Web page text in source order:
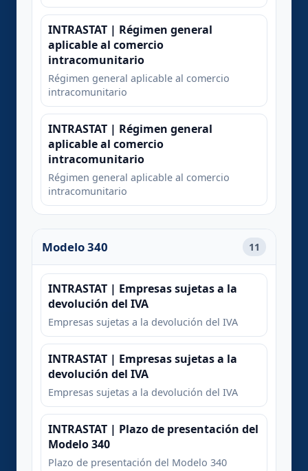
INTRASTAT | Régimen general
aplicable al comercio
intracomunitario
Régimen general aplicable al comercio
intracomunitario
INTRASTAT | Régimen general
aplicable al comercio
intracomunitario
Régimen general aplicable al comercio
intracomunitario
Modelo 340 11
INTRASTAT | Empresas sujetas a la
devolución del IVA
Empresas sujetas a la devolución del IVA
INTRASTAT | Empresas sujetas a la
devolución del IVA
Empresas sujetas a la devolución del IVA
INTRASTAT | Plazo de presentación del
Modelo 340
Plazo de presentación del Modelo 340